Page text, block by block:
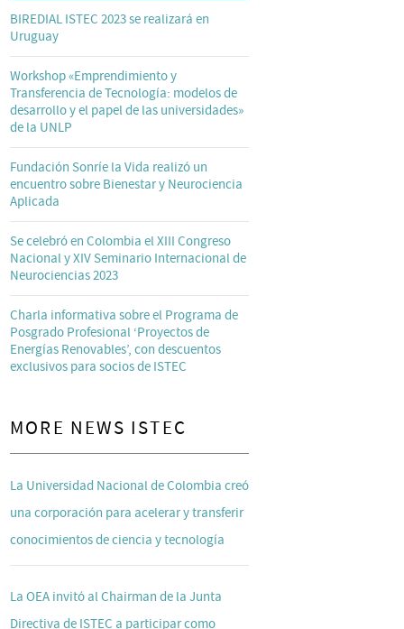
BIREDIAL ISTEC 2023 se realizará en
Uruguay
Workshop «Emprendimiento y
Transferencia de Tecnología: modelos de
desarrollo y el papel de las universidades»
de la UNLP
Fundación Sonríe la Vida realizó un
encuentro sobre Bienestar y Neurociencia
Aplicada
Se celebró en Colombia el XIII Congreso
Nacional y XIV Seminario Internacional de
Neurociencias 2023
Charla informativa sobre el Programa de
Posgrado Profesional ‘Proyectos de
Energías Renovables’, con descuentos
exclusivos para socios de ISTEC
MORE NEWS ISTEC
La Universidad Nacional de Colombia creó
una corporación para acelerar y transferir
conocimientos de ciencia y tecnología
La OEA invitó al Chairman de la Junta
Directiva de ISTEC a participar como